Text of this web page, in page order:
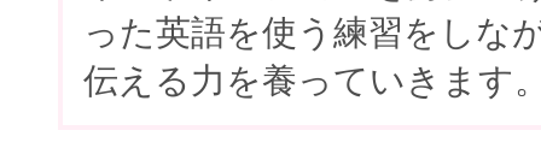
った英語を使う練習をしな
伝える力を養っていきます